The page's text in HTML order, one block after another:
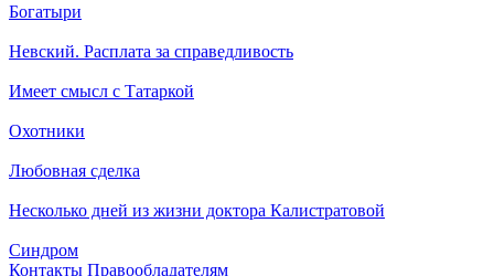
Богатыри
Невский. Расплата за справедливость
Имеет смысл с Татаркой
Охотники
Любовная сделка
Несколько дней из жизни доктора Калистратовой
Синдром
Кон­так­ты Пра­во­об­ла­да­те­лям